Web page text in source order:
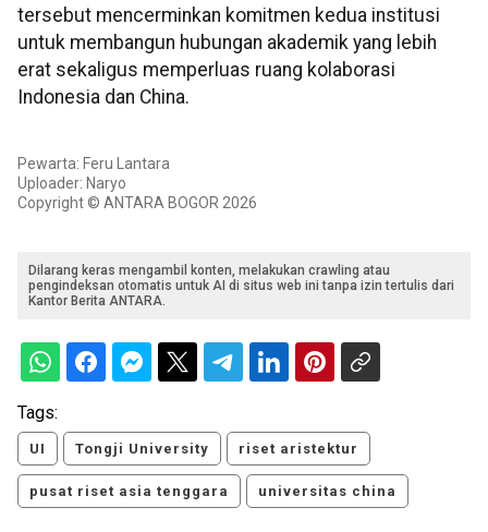
tersebut mencerminkan komitmen kedua institusi
untuk membangun hubungan akademik yang lebih
erat sekaligus memperluas ruang kolaborasi
Indonesia dan China.
Pewarta: Feru Lantara
Uploader: Naryo
Copyright © ANTARA BOGOR 2026
Dilarang keras mengambil konten, melakukan crawling atau
pengindeksan otomatis untuk AI di situs web ini tanpa izin tertulis dari
Kantor Berita ANTARA.
Tags:
UI Tongji University riset aristektur
pusat riset asia tenggara universitas china